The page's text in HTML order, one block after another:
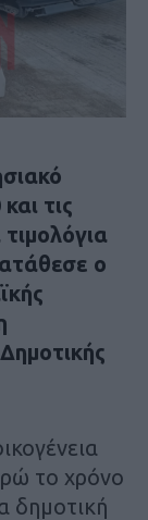
τις
ο
το χρόνο
δημοτική